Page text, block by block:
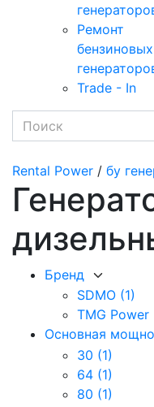
Ремонт
бензиновых
Trade - In
Rental Power / бу
Бренд
SDMO (1)
TMG Power
Основная
30 (1)
64 (1)
80 (1)